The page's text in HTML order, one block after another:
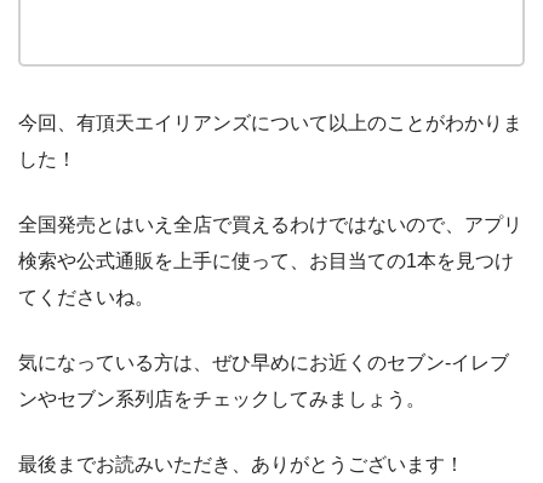
今回、有頂天エイリアンズについて以上のことがわかりま
した！
全国発売とはいえ全店で買えるわけではないので、アプリ
検索や公式通販を上手に使って、お目当ての1本を見つけ
てくださいね。
気になっている方は、ぜひ早めにお近くのセブン‐イレブ
ンやセブン系列店をチェックしてみましょう。
最後までお読みいただき、ありがとうございます！